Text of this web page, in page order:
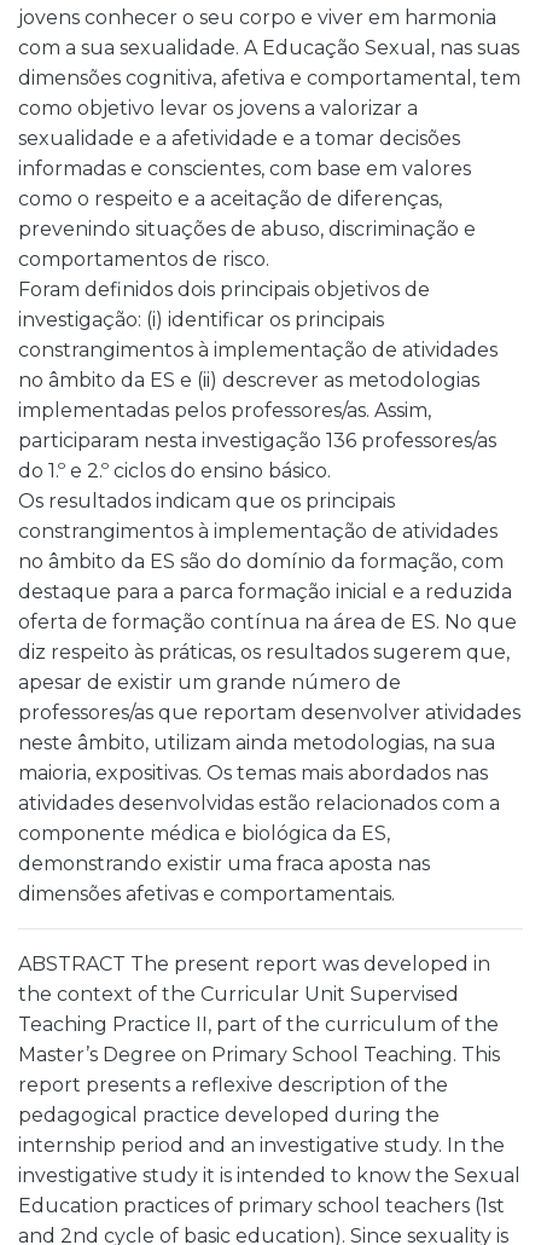
jovens conhecer o seu corpo e viver em harmonia
com a sua sexualidade. A Educação Sexual, nas suas
dimensões cognitiva, afetiva e comportamental, tem
como objetivo levar os jovens a valorizar a
sexualidade e a afetividade e a tomar decisões
informadas e conscientes, com base em valores
como o respeito e a aceitação de diferenças,
prevenindo situações de abuso, discriminação e
comportamentos de risco.
Foram definidos dois principais objetivos de
investigação: (i) identificar os principais
constrangimentos à implementação de atividades
no âmbito da ES e (ii) descrever as metodologias
implementadas pelos professores/as. Assim,
participaram nesta investigação 136 professores/as
do 1.º e 2.º ciclos do ensino básico.
Os resultados indicam que os principais
constrangimentos à implementação de atividades
no âmbito da ES são do domínio da formação, com
destaque para a parca formação inicial e a reduzida
oferta de formação contínua na área de ES. No que
diz respeito às práticas, os resultados sugerem que,
apesar de existir um grande número de
professores/as que reportam desenvolver atividades
neste âmbito, utilizam ainda metodologias, na sua
maioria, expositivas. Os temas mais abordados nas
atividades desenvolvidas estão relacionados com a
componente médica e biológica da ES,
demonstrando existir uma fraca aposta nas
dimensões afetivas e comportamentais.
ABSTRACT The present report was developed in
the context of the Curricular Unit Supervised
Teaching Practice II, part of the curriculum of the
Master’s Degree on Primary School Teaching. This
report presents a reflexive description of the
pedagogical practice developed during the
internship period and an investigative study. In the
investigative study it is intended to know the Sexual
Education practices of primary school teachers (1st
and 2nd cycle of basic education). Since sexuality is